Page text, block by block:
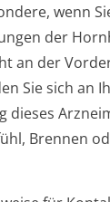
wenn
der
an der
Sie sich an
dieses
Brennen